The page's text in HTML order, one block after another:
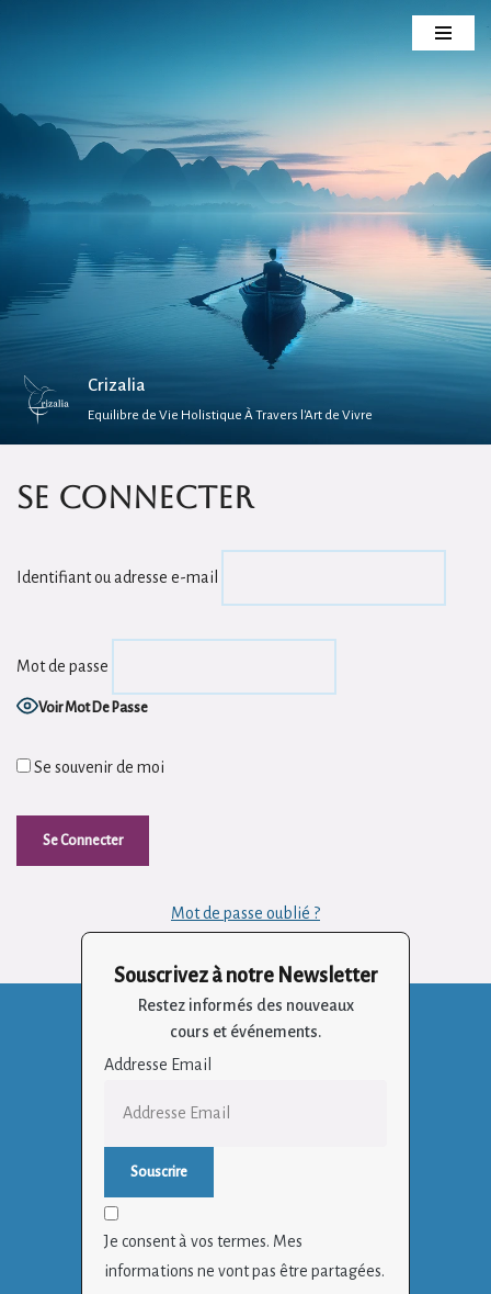
contenu
Crizalia
Equilibre de Vie Holistique À Travers l'Art de Vivre
Se connecter
Identifiant ou adresse e-mail
Mot de passe
Voir Mot De Passe
Se souvenir de moi
Mot de passe oublié ?
Souscrivez à notre Newsletter
Restez informés des nouveaux
cours et événements.
Addresse Email
Je consent à vos termes. Mes
informations ne vont pas être partagées.